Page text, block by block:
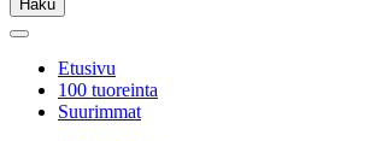
Haku
Etusivu
100 tuoreinta
Suurimmat